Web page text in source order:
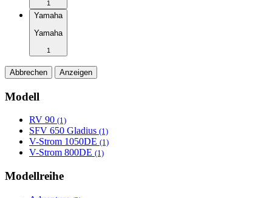
1
Yamaha
Yamaha
1
Abbrechen Anzeigen
Modell
RV 90 (1)
SFV 650 Gladius (1)
V-Strom 1050DE (1)
V-Strom 800DE (1)
Modellreihe